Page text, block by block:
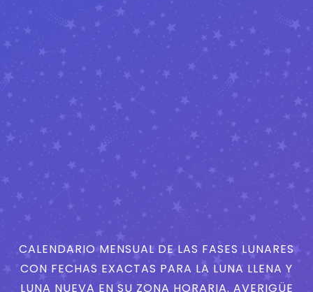
CALENDARIO MENSUAL DE LAS FASES LUNARES
CON FECHAS EXACTAS PARA LA LUNA LLENA Y
LUNA NUEVA EN SU ZONA HORARIA. AVERIGÜE